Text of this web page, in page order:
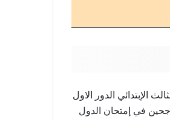
الإبتدائي الدور الاول
في إمتحان الدول